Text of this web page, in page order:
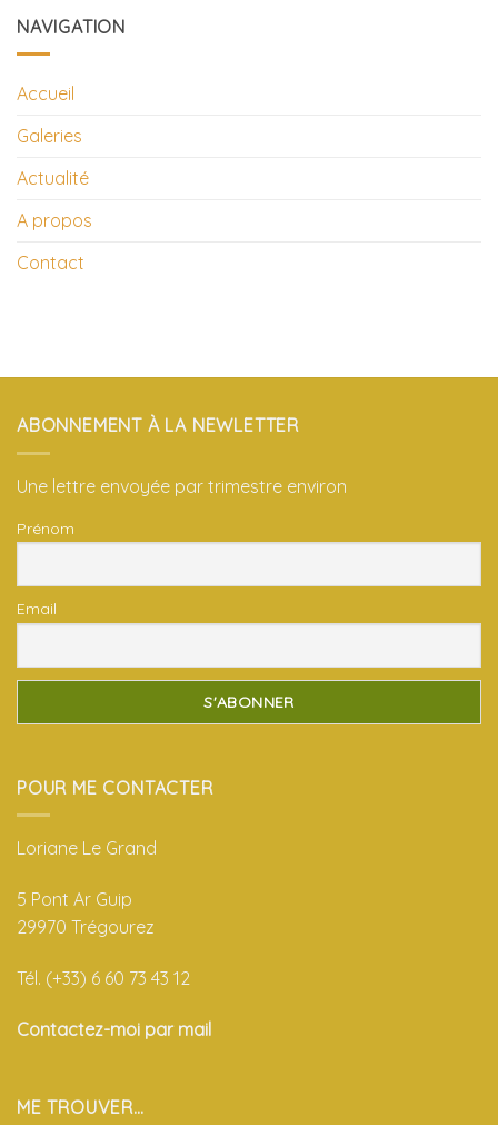
NAVIGATION
Accueil
Galeries
Actualité
A propos
Contact
ABONNEMENT À LA NEWLETTER
Une lettre envoyée par trimestre environ
Prénom
Email
POUR ME CONTACTER
Loriane Le Grand
5 Pont Ar Guip
29970 Trégourez
Tél. (+33) 6 60 73 43 12
Contactez-moi par mail
ME TROUVER…